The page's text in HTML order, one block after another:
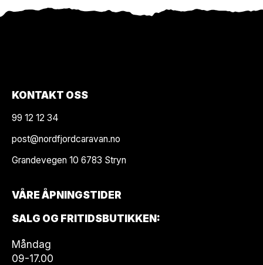
KONTAKT OSS
99 12 12 34
post@nordfjordcaravan.no
Grandevegen 10 6783 Stryn
VÅRE ÅPNINGSTIDER
SALG OG FRITIDSBUTIKKEN:
Måndag
09-17.00